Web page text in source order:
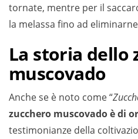
tornate, mentre per il
la melassa fino ad
La storia dello
muscovado
Anche se è noto come “
zucchero muscovado è di
testimonianze della